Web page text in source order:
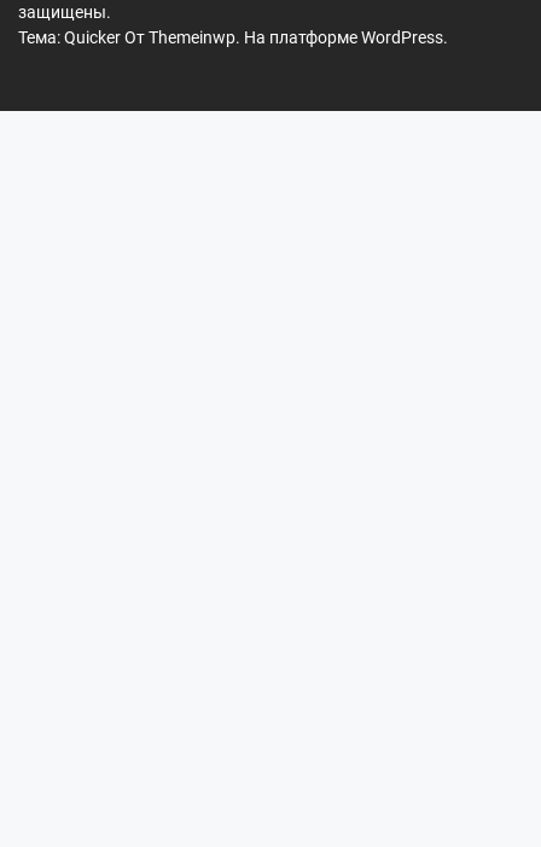
защищены.
Тема: Quicker ОтThemeinwp. На платформеWordPress.